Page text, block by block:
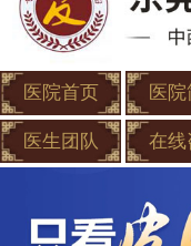
医院首页 医
医生团队 在线